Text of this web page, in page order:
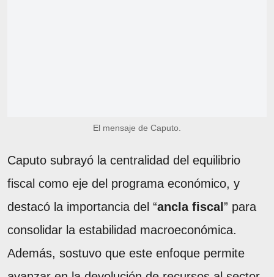
El mensaje de Caputo.
Caputo subrayó la centralidad del equilibrio
fiscal como eje del programa económico, y
destacó la importancia del “ancla fiscal ” para
consolidar la estabilidad macroeconómica.
Además, sostuvo que este enfoque permite